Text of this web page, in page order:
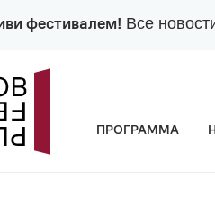
фестивалем! Все
ПРОГРАММА